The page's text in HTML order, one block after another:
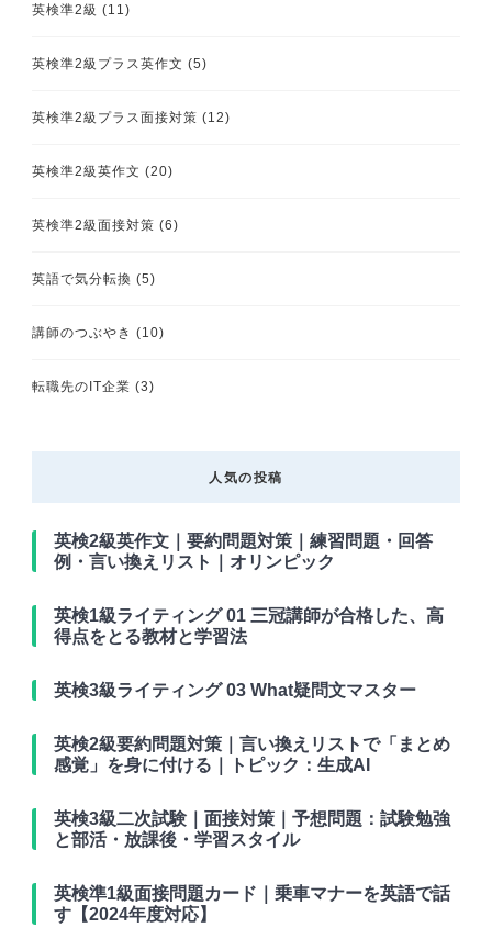
英検準2級 (11)
英検準2級プラス英作文 (5)
英検準2級プラス面接対策 (12)
英検準2級英作文 (20)
英検準2級面接対策 (6)
英語で気分転換 (5)
講師のつぶやき (10)
転職先のIT企業 (3)
人気の投稿
英検2級英作文｜要約問題対策｜練習問題・回答
例・言い換えリスト｜オリンピック
英検1級ライティング 01 三冠講師が合格した、高
得点をとる教材と学習法
英検3級ライティング 03 What疑問文マスター
英検2級要約問題対策｜言い換えリストで「まとめ
感覚」を身に付ける｜トピック：生成AI
英検3級二次試験｜面接対策｜予想問題：試験勉強
と部活・放課後・学習スタイル
英検準1級面接問題カード｜乗車マナーを英語で話
す【2024年度対応】